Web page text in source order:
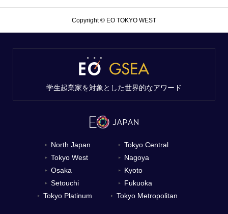
Copyright © EO TOKYO WEST
▼ North Japan ▼ Tokyo Central
▼ Tokyo West ▼ Nagoya
▼ Osaka ▼ Kyoto
▼ Setouchi ▼ Fukuoka
▼ Tokyo Platinum ▼ Tokyo Metropolitan
学生起業家を対象とした世界的なアワード